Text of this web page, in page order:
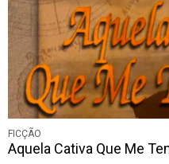
FICÇÃO
Aquela Cativa Que Me